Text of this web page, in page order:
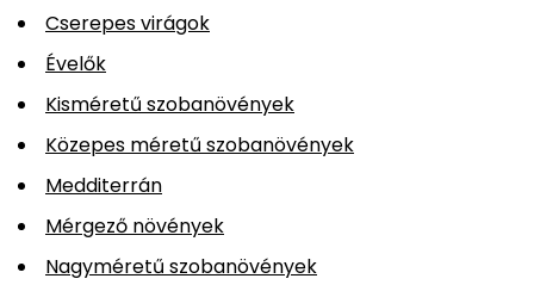
Cserepes virágok
Évelők
Kisméretű szobanövények
Közepes méretű szobanövények
Medditerrán
Mérgező növények
Nagyméretű szobanövények